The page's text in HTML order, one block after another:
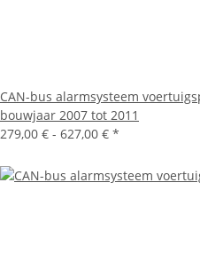
CAN-bus alarmsysteem
bouwjaar 2007 tot 2011
279,00 € - 627,00 € *